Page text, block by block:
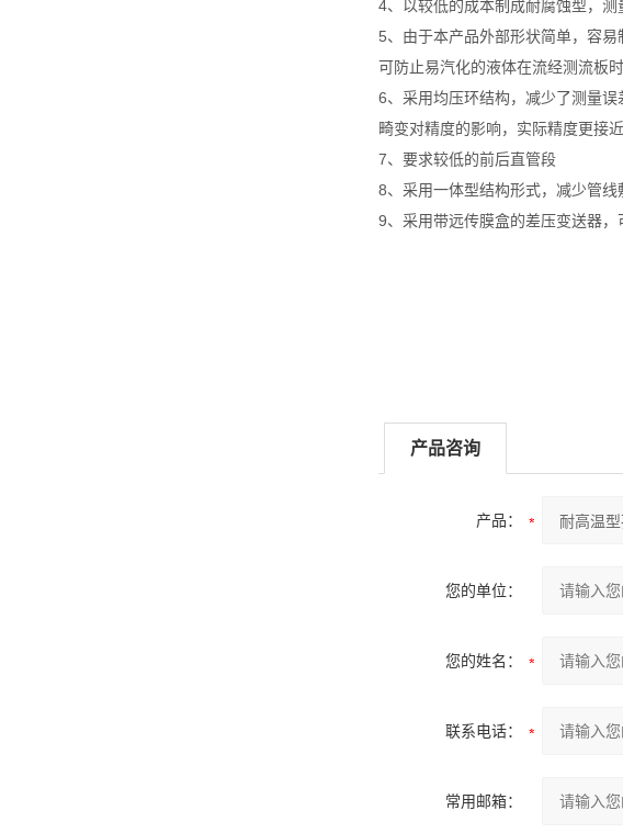
4、以较低的成本制成耐腐蚀型，测
5、由于本产品外部形状简单，容
可防止易汽化的液体在流经测流板
6、采用均压环结构，减少了测量
畸变对精度的影响，实际精度更接近
7、要求较低的前后直管段
8、采用一体型结构形式，减少管线
9、采用带远传膜盒的差压变送器，
产品咨询
产品：
您的单位：
您的姓名：
联系电话：
常用邮箱：